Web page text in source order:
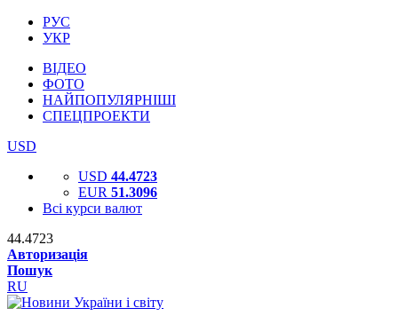
РУС
УКР
ВІДЕО
ФОТО
НАЙПОПУЛЯРНІШІ
СПЕЦПРОЕКТИ
USD
USD 44.4723
EUR 51.3096
Всі курси валют
44.4723
Авторизація
Пошук
RU